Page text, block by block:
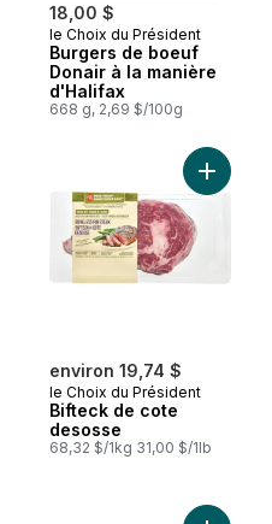
18,00 $
Préparé au Canada
le Choix du Président
Burgers de boeuf
Donair à la manière
d'Halifax
668 g, 2,69 $/100g
environ 19,74 $
le Choix du Président
Bifteck de cote
desosse
68,32 $/1kg 31,00 $/1lb
Ajouter